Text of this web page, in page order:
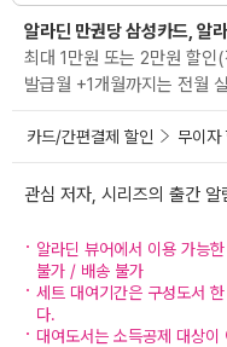
알라딘 만권당 삼성카드, 알
최대 1만원 또는 2만원 할
발급월 +1개월까지는 전월
카드/간편결제 할인 무이자
관심 저자, 시리즈의 출간 알
알라딘 뷰어에서 이용 가능
불가 / 배송 불가
세트 대여기간은 구성도서
다.
대여도서는 소득공제 대상이